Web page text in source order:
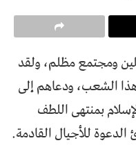
ومجتمع مظلم، ولقد
الشعب، ودعاهم إلى
بمنتهى اللطف
للأجيال القادمة.